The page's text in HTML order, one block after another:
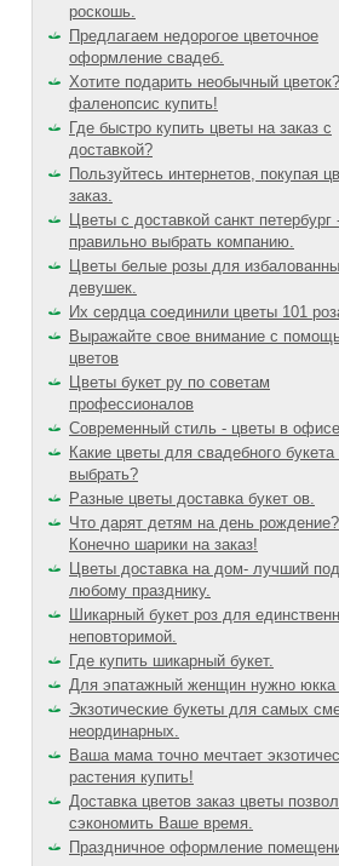
роскошь.
Предлагаем недорогое цветочное
оформление свадеб.
Хотите подарить необычный
фаленопсис купить!
Где быстро купить цветы на заказ с
доставкой?
Пользуйтесь интернетов, покупая
заказ.
Цветы с доставкой санкт петербург
правильно выбрать компанию.
Цветы белые розы для
девушек.
Их сердца соединили цветы 101
Выражайте свое внимание с
цветов
Цветы букет ру по советам
профессионалов
Современный стиль - цветы в
Какие цветы для свадебного
выбрать?
Разные цветы доставка букет ов.
Что дарят детям на день рождение?
Конечно шарики на заказ!
Цветы доставка на дом- лучший
любому празднику.
Шикарный букет роз для
неповторимой.
Где купить шикарный букет.
Для эпатажный женщин нужно юкка
Экзотические букеты для самых
неординарных.
Ваша мама точно мечтает
растения купить!
Доставка цветов заказ цветы
сэкономить Ваше время.
Праздничное оформление